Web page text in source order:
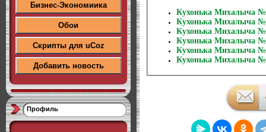
Бизнес-Экономиика
Обои
Скрипты для uCoz
Добавить новость
Профиль
Кухонька Михалыча
Кухонька Михалыча
Кухонька Михалыча
Кухонька Михалыча
Кухонька Михалыча
Кухонька Михалыча